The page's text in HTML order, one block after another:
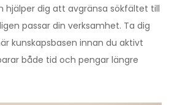
hjälper dig att avgränsa sökfältet till
passar din verksamhet. Ta dig
kunskapsbasen innan du aktivt
både tid och pengar längre